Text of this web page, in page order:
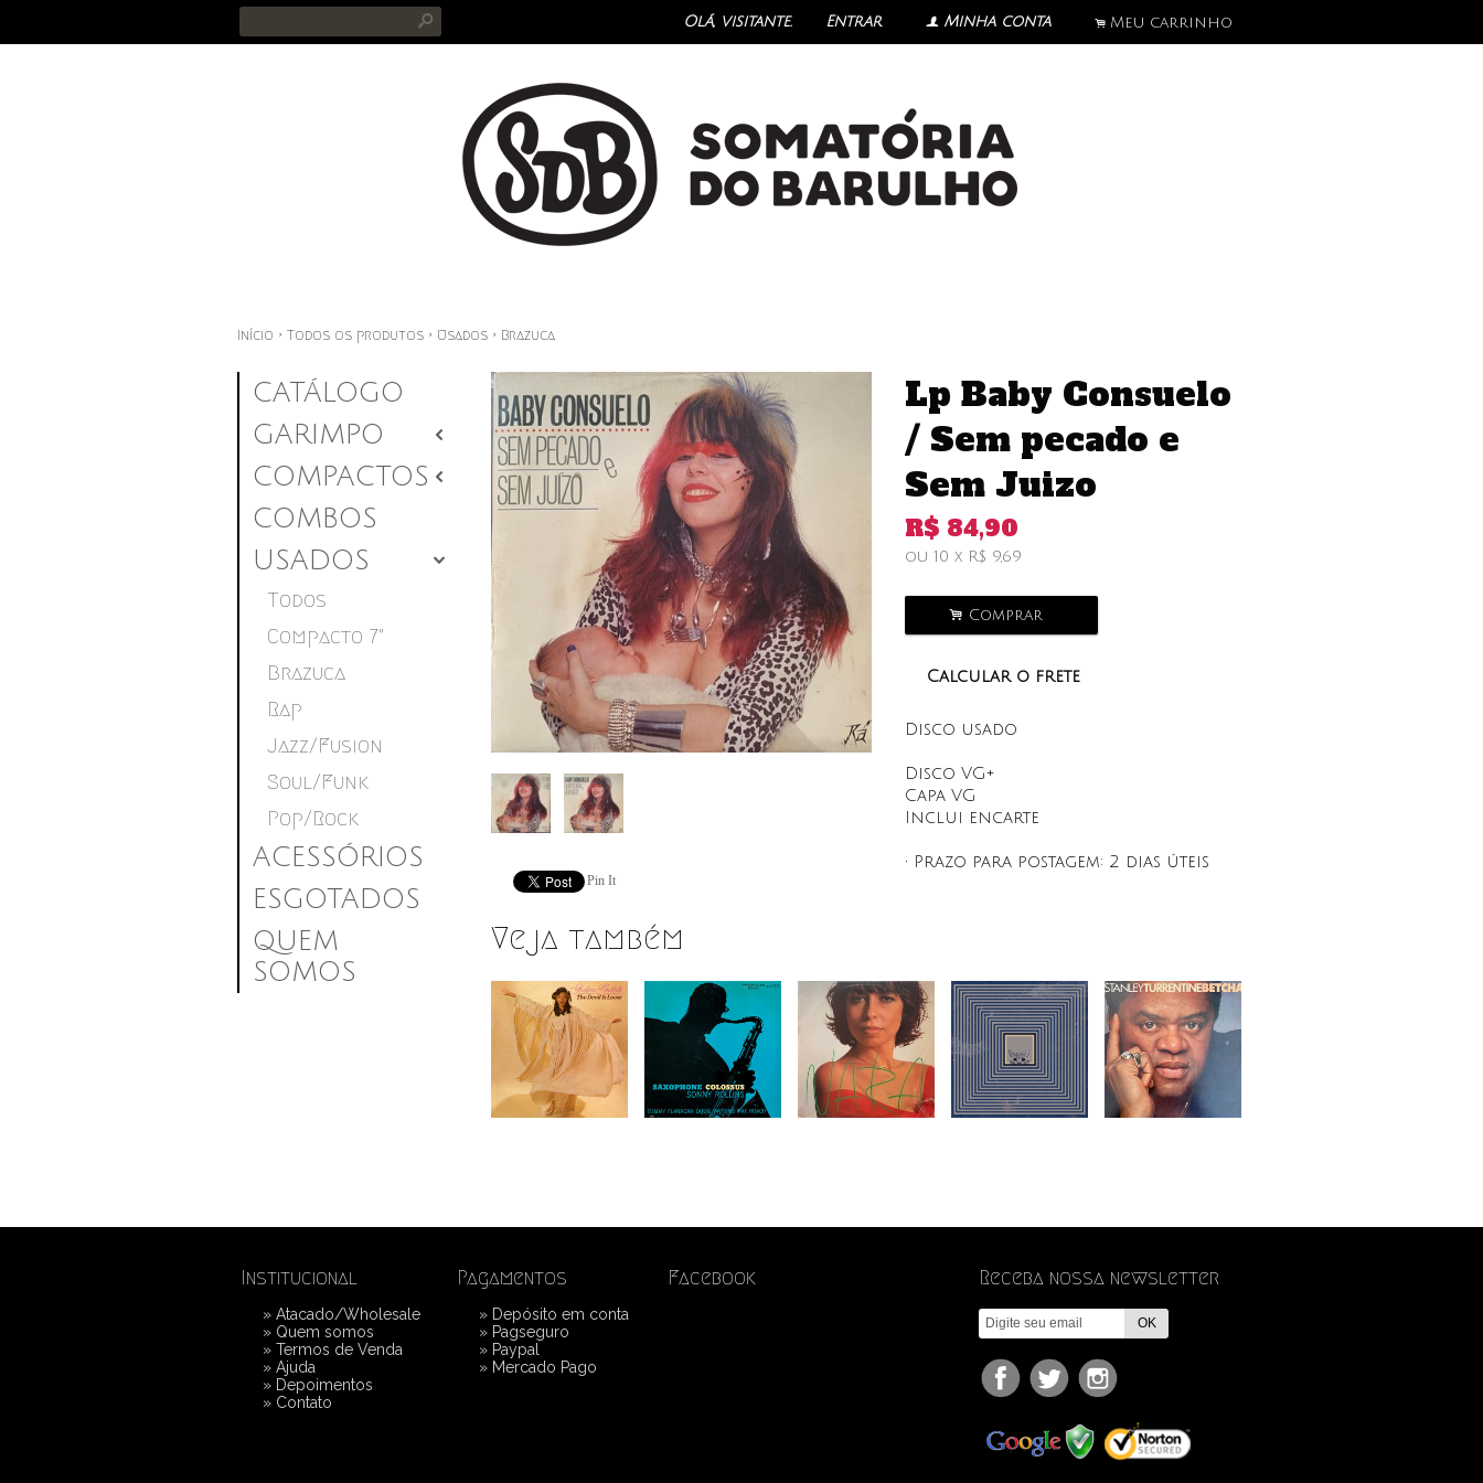
s Olá, visitante. Entrar f Minha conta . Meu carrinho
Início › Todos os produtos › Usados › Brazuca
CATÁLOGO
GARIMPO
2
COMPACTOS 2
COMBOS
USADOS
4
Todos
Compacto 7"
Brazuca
Rap
Jazz/Fusion
Soul/Funk
Pop/Rock
ACESSÓRIOS
ESGOTADOS
QUEM
SOMOS
Pin It
Lp Baby Consuelo
/ Sem pecado e
Sem Juizo
R$ 84,90
ou 10 x R$ 9,69
. Comprar
Calcular o frete
Disco usado
Disco VG+
Capa VG
Inclui encarte
• Prazo para postagem: 2 dias úteis
Veja também
Institucional
» Atacado/Wholesale
» Quem somos
» Termos de Venda
» Ajuda
» Depoimentos
» Contato
Pagamentos
» Depósito em conta
» Pagseguro
» Paypal
» Mercado Pago
Facebook Receba nossa newsletter